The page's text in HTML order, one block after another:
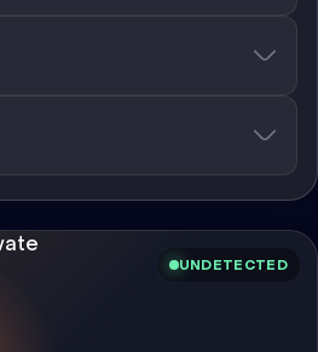
UNDETECTED